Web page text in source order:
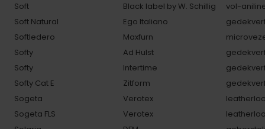
Soft
Black label by W. Schillig
vol-
Soft Natural
Ego Italiano
Softledero
Maxfurn
Softy
Ad Hulst
Softy
Intertime
Softy Cat E
Zitform
Sogeta
Verotex
Sogeta FLS
Verotex